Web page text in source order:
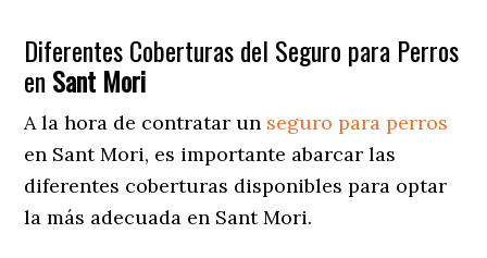
Diferentes Coberturas del Seguro para Perros
en Sant Mori
A la hora de contratar un seguro para perros
en Sant Mori, es importante abarcar las
diferentes coberturas disponibles para optar
la más adecuada en Sant Mori.